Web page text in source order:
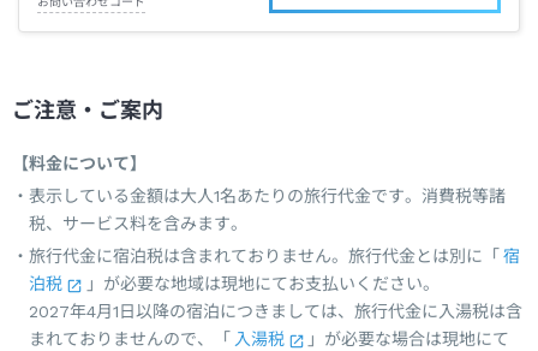
ご注意・ご案内
【料金について】
表示している金額は大人1名あたりの旅行代金です。消費税等諸
税、サービス料を含みます。
旅行代金に宿泊税は含まれておりません。旅行代金とは別に「 宿
泊税
」が必要な地域は現地にてお支払いください。
2027年4月1日以降の宿泊につきましては、旅行代金に入湯税は含
まれておりませんので、「 入湯税
」が必要な場合は現地にて